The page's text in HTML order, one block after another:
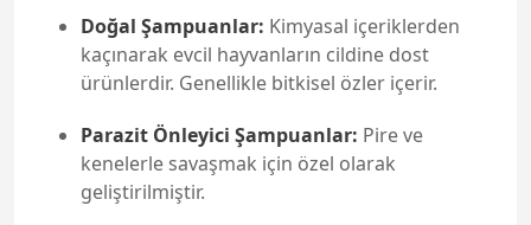
Doğal Şampuanlar: Kimyasal içeriklerden
kaçınarak evcil hayvanların cildine dost
ürünlerdir. Genellikle bitkisel özler içerir.
Parazit Önleyici Şampuanlar: Pire ve
kenelerle savaşmak için özel olarak
geliştirilmiştir.